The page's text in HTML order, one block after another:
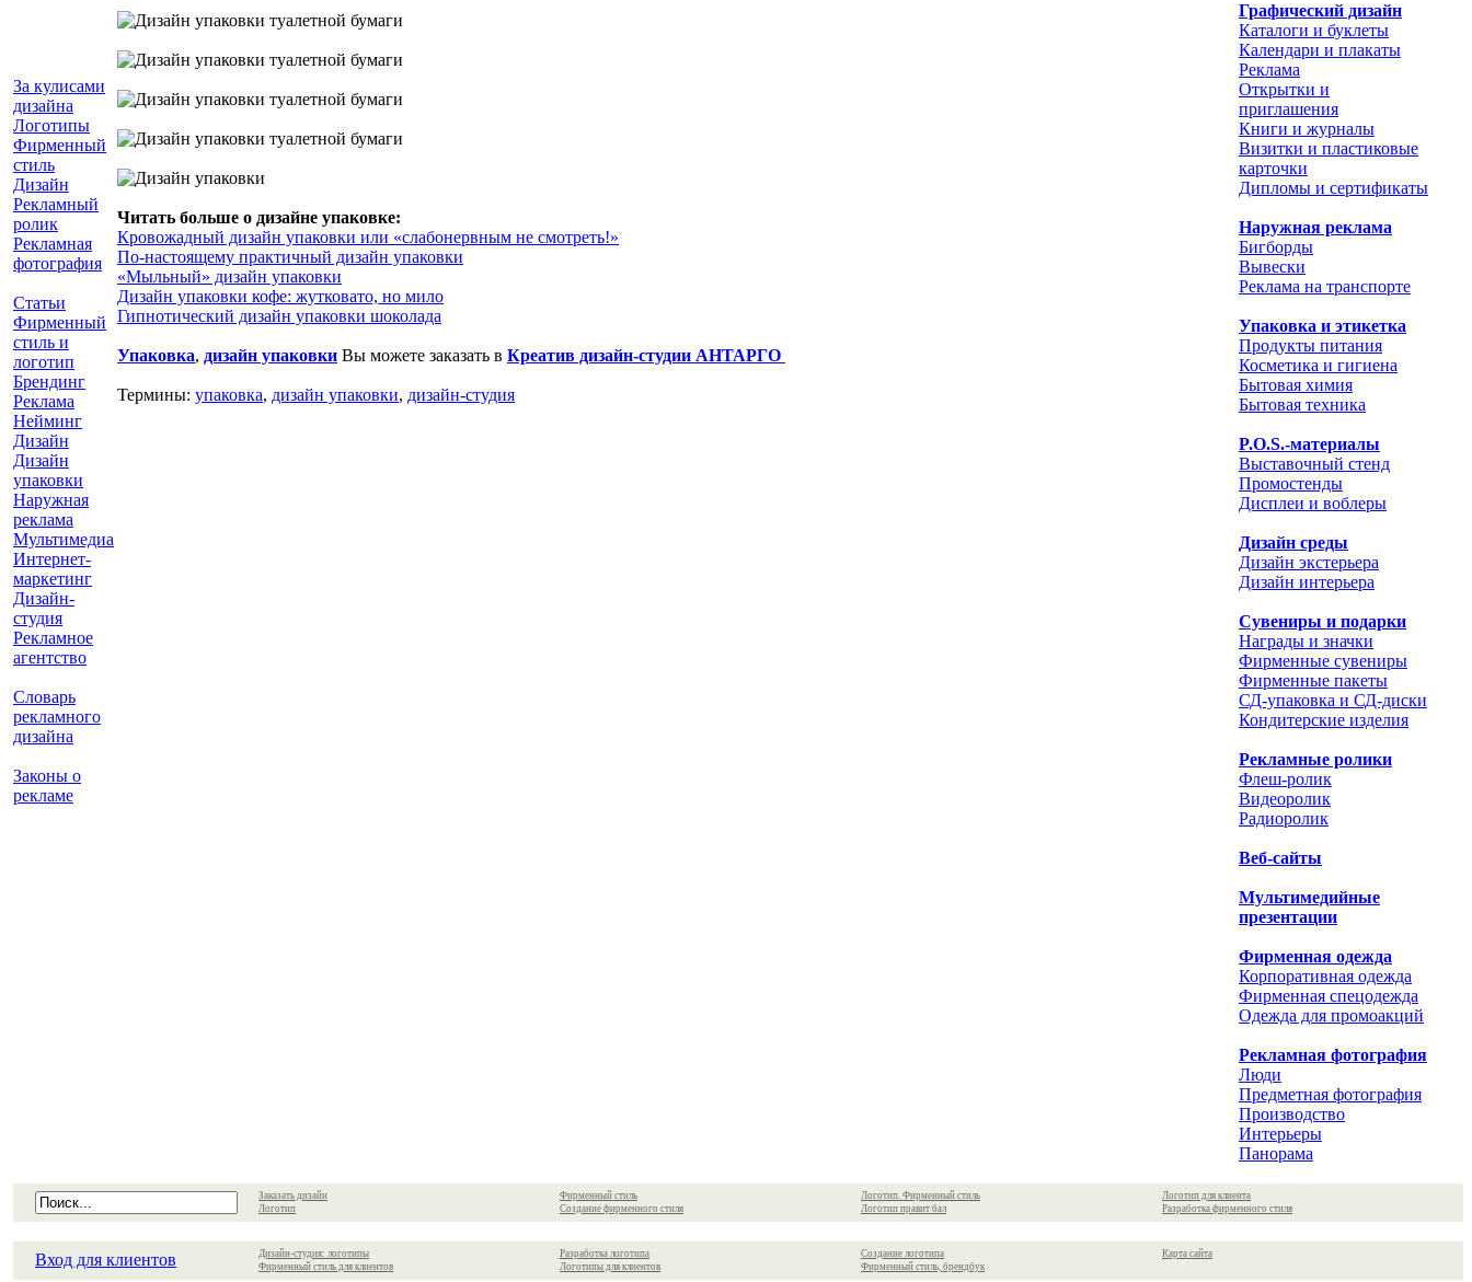
За кулисами
дизайна
Логотипы
Фирменный
стиль
Дизайн
Рекламный
ролик
Рекламная
фотография
Статьи
Фирменный
стиль и
логотип
Брендинг
Реклама
Нейминг
Дизайн
Дизайн
упаковки
Наружная
реклама
Мультимедиа
Интернет-
маркетинг
Дизайн-
студия
Рекламное
агентство
Словарь
рекламного
дизайна
Законы о
рекламе
Читать больше о дизайне упаковке:
Кровожадный дизайн упаковки или «слабонервным не смотреть!»
По-настоящему практичный дизайн упаковки
«Мыльный» дизайн упаковки
Дизайн упаковки кофе: жутковато, но мило
Гипнотический дизайн упаковки шоколада
Упаковка, дизайн упаковки Вы можете заказать в Креатив дизайн-студии АНТАРГО
Термины: упаковка, дизайн упаковки, дизайн-студия
Графический дизайн
Каталоги и буклеты
Календари и плакаты
Реклама
Открытки и
приглашения
Книги и журналы
Визитки и пластиковые
карточки
Дипломы и сертификаты
Наружная реклама
Бигборды
Вывески
Реклама на транспорте
Упаковка и этикетка
Продукты питания
Косметика и гигиена
Бытовая химия
Бытовая техника
P.O.S.-материалы
Выставочный стенд
Промостенды
Дисплеи и воблеры
Дизайн среды
Дизайн экстерьера
Дизайн интерьера
Сувениры и подарки
Награды и значки
Фирменные сувениры
Фирменные пакеты
СД-упаковка и СД-диски
Кондитерские изделия
Рекламные ролики
Флеш-ролик
Видеоролик
Радиоролик
Веб-сайты
Мультимедийные
презентации
Фирменная одежда
Корпоративная одежда
Фирменная спецодежда
Одежда для промоакций
Рекламная фотография
Люди
Предметная фотография
Производство
Интерьеры
Панорама
Заказать дизайн
Логотип
Фирменный стиль
Создание фирменного стиля
Логотип. Фирменный стиль
Логотип правит бал
Логотип для клиента
Разработка фирменного стиля
Вход для клиентов
Дизайн-студия: логотипы
Фирменный стиль для клиентов
Разработка логотипа
Логотипы для клиентов
Создание логотипа
Фирменный стиль, брендбук
Карта сайта